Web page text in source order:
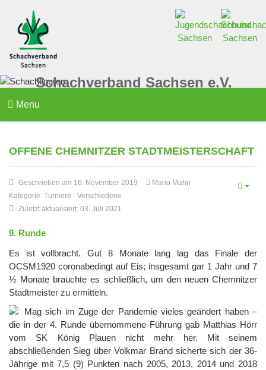
Schachverband Sachsen e.V.
Menu
OFFENE CHEMNITZER STADTMEISTERSCHAFT
Geschrieben am 16. November 2019
Mario Mahn
Kategorie: Turniere - Verschiedene
Zuletzt aktualisiert: 03. Juli 2021
9. Runde
Es ist vollbracht. Gut 8 Monate lang lag das Finale der
OCSM1920 coronabedingt auf Eis; insgesamt gar 1 Jahr und 7
½ Monate brauchte es schließlich, um den neuen Chemnitzer
Stadtmeister zu ermitteln.
Mag sich im Zuge der Pandemie vieles geändert haben –
die in der 4. Runde übernommene Führung gab Matthias Hörr
vom SK König Plauen nicht mehr her. Mit seinem
abschließenden Sieg über Volkmar Brand sicherte sich der 36-
Jährige mit 7,5 (9) Punkten nach 2005, 2013, 2014 und 2018